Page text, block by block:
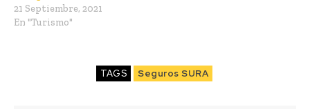
21 Septiembre, 2021
En "Turismo"
TAGS Seguros SURA